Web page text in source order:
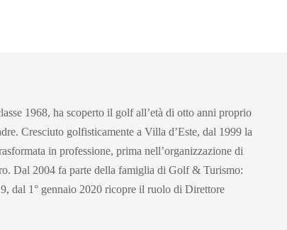
1968, ha scoperto il golf all’età di otto anni proprio
Cresciuto golfisticamente a Villa d’Este, dal 1999 la
in professione, prima nell’organizzazione di
Dal 2004 fa parte della famiglia di Golf & Turismo:
dal 1° gennaio 2020 ricopre il ruolo di Direttore